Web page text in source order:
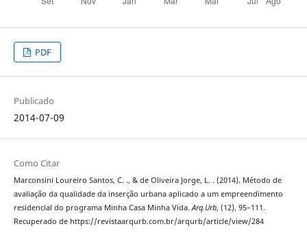
PDF
Publicado
2014-07-09
Como Citar
Marconsini Loureiro Santos, C. ., & de Oliveira Jorge, L. . (2014). Método de
avaliação da qualidade da inserção urbana aplicado a um empreendimento
residencial do programa Minha Casa Minha Vida.Arq.Urb, (12), 95–111.
Recuperado de https://revistaarqurb.com.br/arqurb/article/view/284